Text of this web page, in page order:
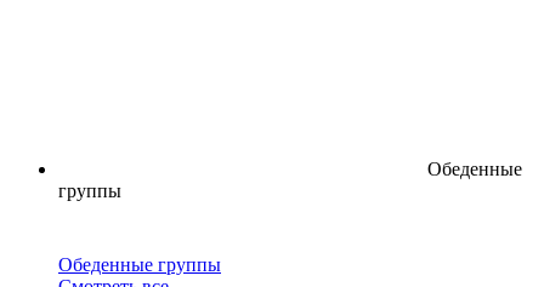
Обеденные
группы
Обеденные группы